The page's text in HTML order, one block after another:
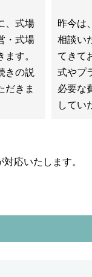
、式場
・式場
す。
きの説
だきま
昨今は
相談い
てきて
式やプ
必要な
してい
応いたします。